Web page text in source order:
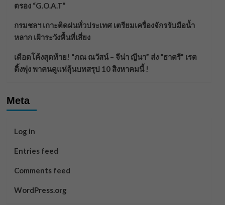
ตรอง “G.O.A.T”
กรมชลฯ เกาะติดฝนทั่วประเทศ เตรียมเครื่องจักรรับมือน้ำ
หลาก เฝ้าระวังพื้นที่เสี่ยง
เดือดโค้งสุดท้าย! “ภณ ณวัสน์ – จีน่า ญีนา” ส่ง “ธาตรี” เรต
ติ้งพุ่ง พาคนดูแห่ลุ้นบทสรุป 10 สิงหาคมนี้ !
Meta
Log in
Entries feed
Comments feed
WordPress.org